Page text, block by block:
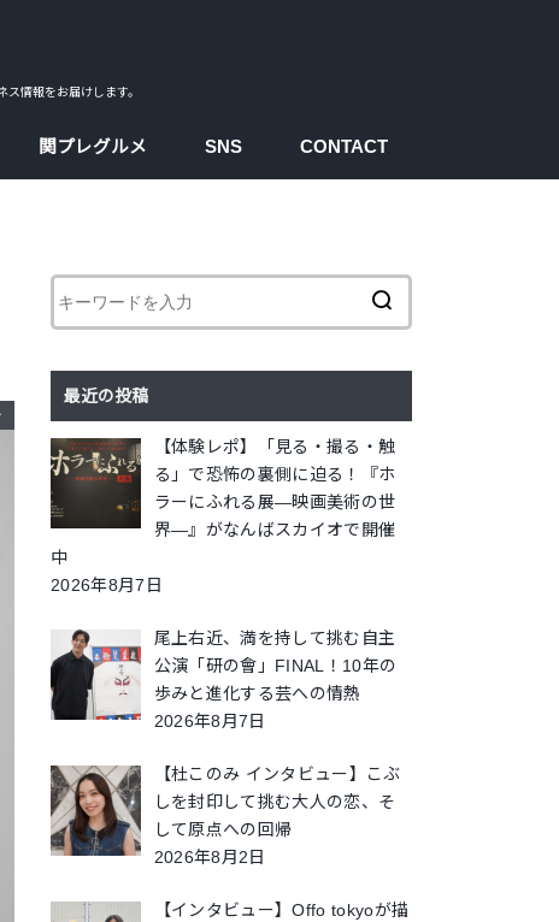
情報をお届けします。
関プレグルメ SNS CONTACT
最近の投稿
【体験レポ】「見る・撮る・触
る」で恐怖の裏側に迫る！『ホ
ラーにふれる展―映画美術の世
界―』がなんばスカイオで開催
中
2026年8月7日
尾上右近、満を持して挑む自主
公演「研の會」FINAL！10年の
歩みと進化する芸への情熱
2026年8月7日
【杜このみ インタビュー】こぶ
しを封印して挑む大人の恋、そ
して原点への回帰
2026年8月2日
【インタビュー】Offo tokyoが描